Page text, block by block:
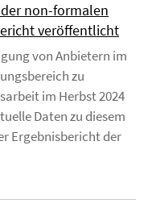
non-formalen
veröffentlicht
von Anbietern im
zu
im Herbst 2024
Daten zu diesem
Ergebnisbericht der